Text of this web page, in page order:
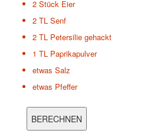
2 Stück Eier
2 TL Senf
2 TL Petersilie gehackt
1 TL Paprikapulver
etwas Salz
etwas Pfeffer